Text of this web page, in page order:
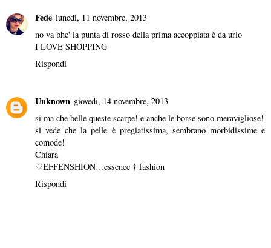
Fede lunedì, 11 novembre, 2013
no va bhe' la punta di rosso della prima accoppiata è da urlo
I LOVE SHOPPING
Rispondi
Unknown giovedì, 14 novembre, 2013
si ma che belle queste scarpe! e anche le borse sono meravigliose!
si vede che la pelle è pregiatissima, sembrano morbidissime e
comode!
Chiara
♡EFFENSHION…essence † fashion
Rispondi